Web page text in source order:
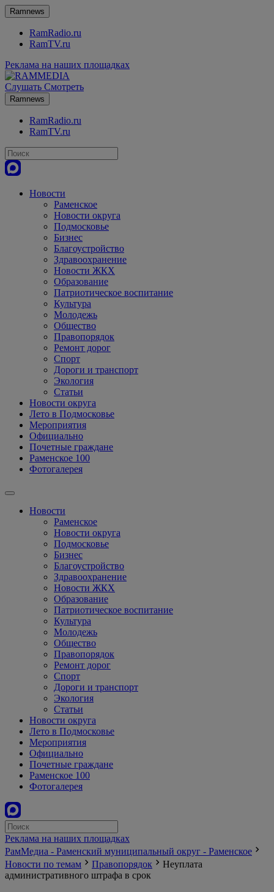
Ramnews
RamRadio.ru
RamTV.ru
Реклама на наших площадках
Слушать Смотреть
Ramnews
RamRadio.ru
RamTV.ru
Новости
Раменское
Новости округа
Подмосковье
Бизнес
Благоустройство
Здравоохранение
Новости ЖКХ
Образование
Патриотическое воспитание
Культура
Молодежь
Общество
Правопорядок
Ремонт дорог
Спорт
Дороги и транспорт
Экология
Статьи
Новости округа
Лето в Подмосковье
Мероприятия
Официально
Почетные граждане
Раменское 100
Фотогалерея
Новости
Раменское
Новости округа
Подмосковье
Бизнес
Благоустройство
Здравоохранение
Новости ЖКХ
Образование
Патриотическое воспитание
Культура
Молодежь
Общество
Правопорядок
Ремонт дорог
Спорт
Дороги и транспорт
Экология
Статьи
Новости округа
Лето в Подмосковье
Мероприятия
Официально
Почетные граждане
Раменское 100
Фотогалерея
Реклама на наших площадках
РамМедиа - Раменский муниципальный округ - Раменское
Новости по темам
Правопорядок
Неуплата
административного штрафа в срок